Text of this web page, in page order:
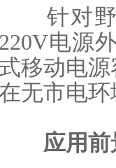
针对野
220V电源
移动电
无市电
应用前景